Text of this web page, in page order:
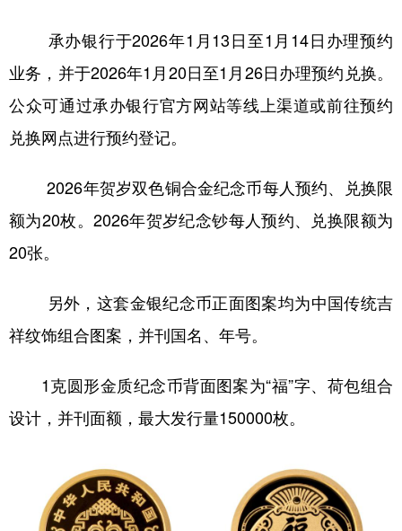
承办银行于2026年1月13日至1月14日办理预约
业务，并于2026年1月20日至1月26日办理预约兑换。
公众可通过承办银行官方网站等线上渠道或前往预约
兑换网点进行预约登记。
2026年贺岁双色铜合金纪念币每人预约、兑换限
额为20枚。2026年贺岁纪念钞每人预约、兑换限额为
20张。
另外，这套金银纪念币正面图案均为中国传统吉
祥纹饰组合图案，并刊国名、年号。
1克圆形金质纪念币背面图案为“福”字、荷包组合
设计，并刊面额，最大发行量150000枚。